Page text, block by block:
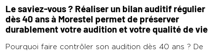
Le saviez-vous ? Réaliser un bilan auditif régulier
dès 40 ans à Morestel permet de préserver
durablement votre audition et votre qualité de vie
Pourquoi faire contrôler son audition dès 40 ans ? De